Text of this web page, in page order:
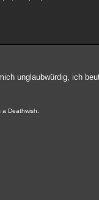
unglaubwürdig, ich
Deathwish.